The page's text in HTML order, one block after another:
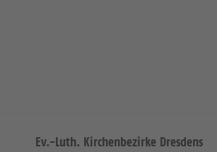
Ev.-Luth. Kirchenbezirke Dresdens